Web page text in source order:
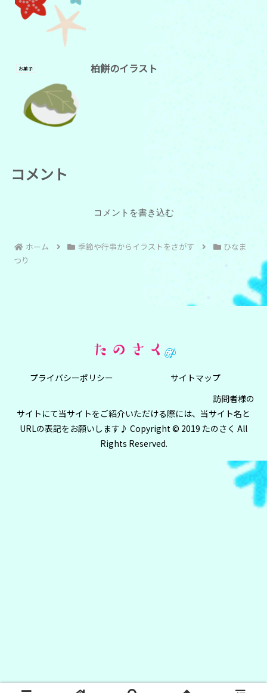
お菓子 柏餅のイラスト
コメント
コメントを書き込む
ホーム 季節や行事からイラストをさがす
ひなま
つり
プライバシーポリシー
サイトマップ
訪問者様の
サイトにて当サイトをご紹介いただける際には、当サイト名と
URLの表記をお願いします♪ Copyright © 2019 たのさく All
Rights Reserved.